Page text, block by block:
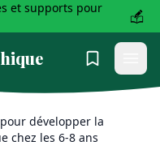
et supports pour
pour développer la
chez les 6-8 ans